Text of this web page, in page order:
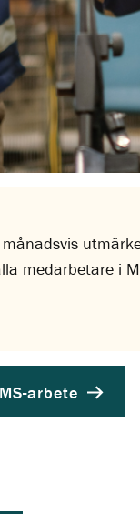
medarbetare i
arbete